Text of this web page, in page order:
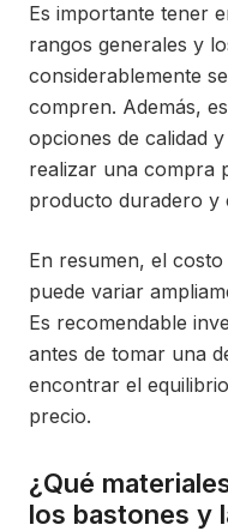
Es importante tener
rangos generales y
considerablemente
compren. Además,
opciones de calidad
realizar una compra
producto duradero y
En resumen, el
puede variar
Es recomendable
antes de tomar una
encontrar el
precio.
¿Qué
los bastones y